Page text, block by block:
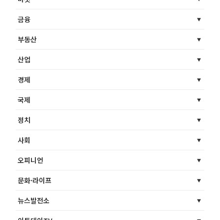
금융
부동산
산업
경제
국제
정치
사회
오피니언
문화·라이프
뉴스발전소